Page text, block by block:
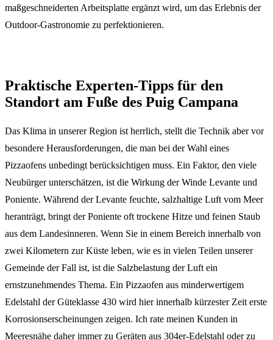
maßgeschneiderten Arbeitsplatte ergänzt wird, um das Erlebnis der
Outdoor-Gastronomie zu perfektionieren.
Praktische Experten-Tipps für den
Standort am Fuße des Puig Campana
Das Klima in unserer Region ist herrlich, stellt die Technik aber vor
besondere Herausforderungen, die man bei der Wahl eines
Pizzaofens unbedingt berücksichtigen muss. Ein Faktor, den viele
Neubürger unterschätzen, ist die Wirkung der Winde Levante und
Poniente. Während der Levante feuchte, salzhaltige Luft vom Meer
heranträgt, bringt der Poniente oft trockene Hitze und feinen Staub
aus dem Landesinneren. Wenn Sie in einem Bereich innerhalb von
zwei Kilometern zur Küste leben, wie es in vielen Teilen unserer
Gemeinde der Fall ist, ist die Salzbelastung der Luft ein
ernstzunehmendes Thema. Ein Pizzaofen aus minderwertigem
Edelstahl der Güteklasse 430 wird hier innerhalb kürzester Zeit erste
Korrosionserscheinungen zeigen. Ich rate meinen Kunden in
Meeresnähe daher immer zu Geräten aus 304er-Edelstahl oder zu